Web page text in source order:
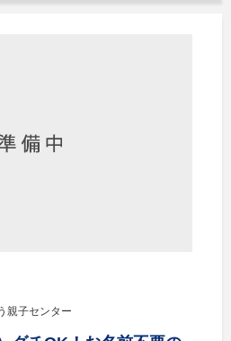
親子センター